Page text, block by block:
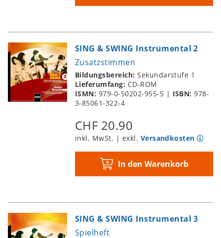
SING & SWING Instrumental 2
Zusatzstimmen
Bildungsbereich:Sekundarstufe 1
Lieferumfang: CD-ROM
ISMN: 979-0-50202-955-5 | ISBN:978-
3-85061-322-4
CHF 20.90
inkl. MwSt. | exkl. Versandkosten
In den Warenkorb
SING & SWING Instrumental 3
Spielheft